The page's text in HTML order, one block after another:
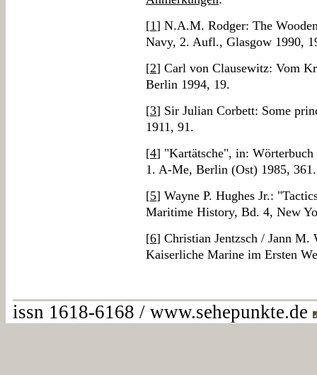
[1] N.A.M. Rodger: The
Navy, 2. Aufl., Glasgow 1990,
[2] Carl von Clausewitz: Vom
Berlin 1994, 19.
[3] Sir Julian Corbett: Some
1911, 91.
[4] "Kartätsche", in:
1. A-Me, Berlin (Ost) 1985, 361.
[5] Wayne P. Hughes Jr.:
Maritime History, Bd. 4, New
[6] Christian Jentzsch / Jann
Kaiserliche Marine im Ersten
issn 1618-6168 / www.sehepunkte.de